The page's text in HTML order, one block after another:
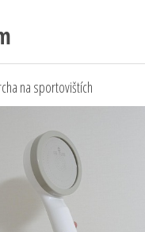
na sportovištích